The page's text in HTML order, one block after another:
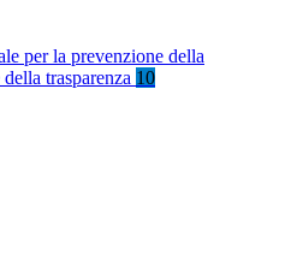
per la prevenzione della
trasparenza 10